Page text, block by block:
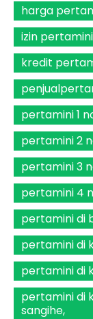
harga
izin
kredit
pertamini 1
pertamini 2
pertamini 3
pertamini 4
pertamini di
pertamini di
pertamini di
pertamini di
sangihe